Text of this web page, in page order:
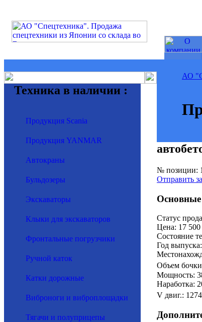
Техника в наличии :
Продукция Scania
Продукция YANMAR
Автокраны
Бульдозеры
Экскаваторы
Клыки для экскаваторов
Фронтальные погрузчики
Ручной каток
Катки дорожные
Виброноги и виброплощадки
Тягачи и полуприцепы
АО
№ позиции:
Отправить
Основные
Статус
Цена: 17 500
Состояние
Год
Объем
Мощность:
Наработка:
V двиг.: